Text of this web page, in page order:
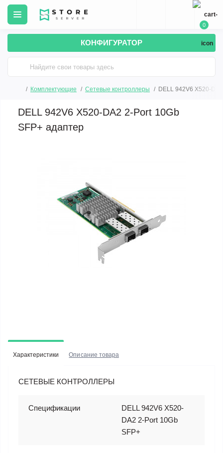
КОНФИГУРАТОР
0
Комплектующие Сетевые контроллеры DELL 942V6 X520-
DELL 942V6 X520-DA2 2-Port 10Gb
SFP+ адаптер
Характеристики Описание товара
СЕТЕВЫЕ КОНТРОЛЛЕРЫ
Спецификации
DELL 942V6 X520-
DA2 2-Port 10Gb
SFP+